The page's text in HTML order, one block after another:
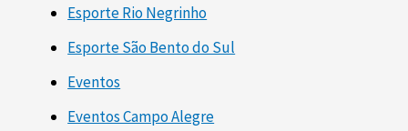
Esporte Rio Negrinho
Esporte São Bento do Sul
Eventos
Eventos Campo Alegre